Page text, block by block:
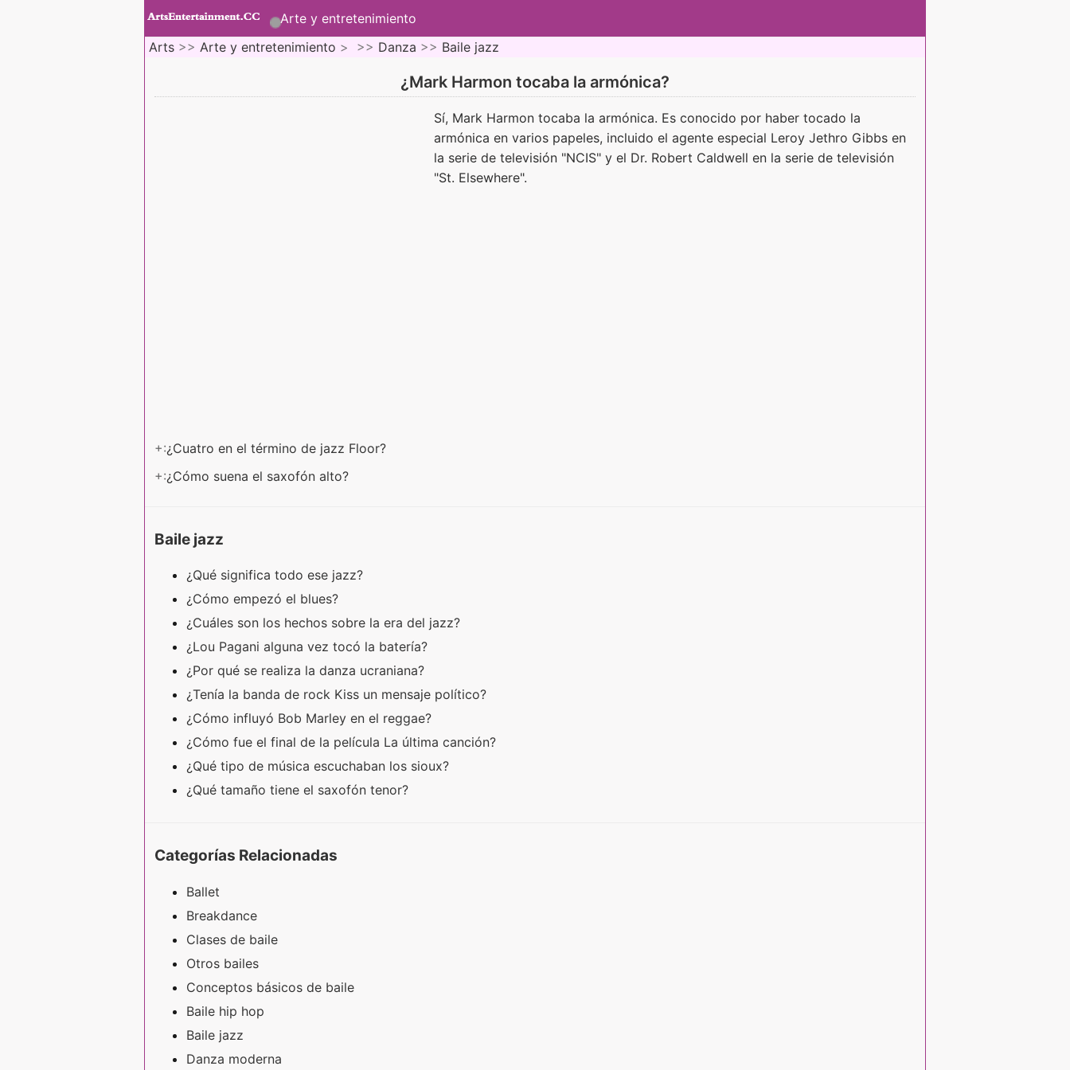
Arte y entretenimiento
Arts >> Arte y entretenimiento > >> Danza >> Baile jazz
¿Mark Harmon tocaba la armónica?
Sí, Mark Harmon tocaba la armónica. Es conocido por haber tocado la
armónica en varios papeles, incluido el agente especial Leroy Jethro Gibbs en
la serie de televisión "NCIS" y el Dr. Robert Caldwell en la serie de televisión
"St. Elsewhere".
+:¿Cuatro en el término de jazz Floor?
+:¿Cómo suena el saxofón alto?
Baile jazz
¿Qué significa todo ese jazz?
¿Cómo empezó el blues?
¿Cuáles son los hechos sobre la era del jazz?
¿Lou Pagani alguna vez tocó la batería?
¿Por qué se realiza la danza ucraniana?
¿Tenía la banda de rock Kiss un mensaje político?
¿Cómo influyó Bob Marley en el reggae?
¿Cómo fue el final de la película La última canción?
¿Qué tipo de música escuchaban los sioux?
¿Qué tamaño tiene el saxofón tenor?
Categorías Relacionadas
Ballet
Breakdance
Clases de baile
Otros bailes
Conceptos básicos de baile
Baile hip hop
Baile jazz
Danza moderna